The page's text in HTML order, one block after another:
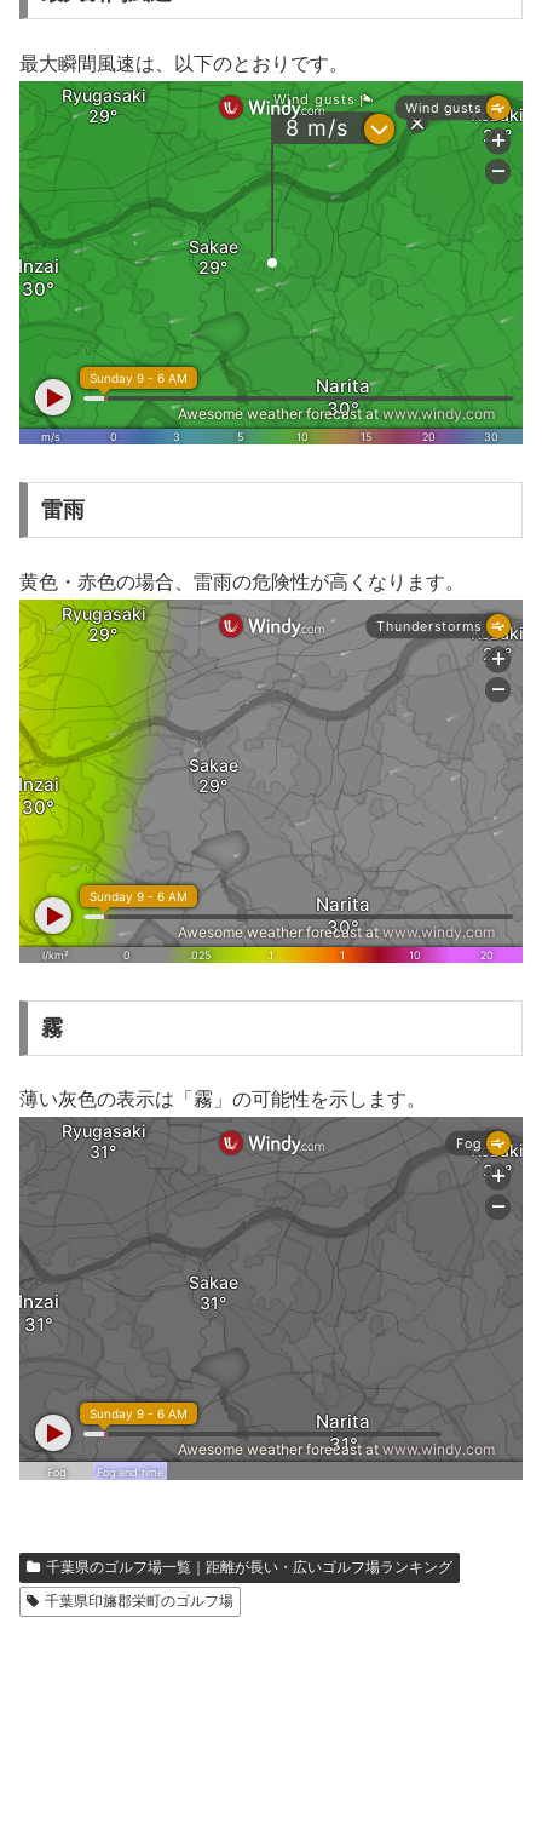
最大瞬間風速は、以下のとおりです。
雷雨
黄色・赤色の場合、雷雨の危険性が高くなります。
霧
薄い灰色の表示は「霧」の可能性を示します。
千葉県のゴルフ場一覧｜距離が長い・広いゴルフ場ランキング
千葉県印旛郡栄町のゴルフ場